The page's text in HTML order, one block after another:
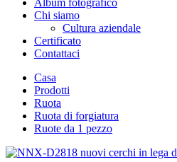
Album fotografico
Chi siamo
Cultura aziendale
Certificato
Contattaci
Casa
Prodotti
Ruota
Ruota di forgiatura
Ruote da 1 pezzo